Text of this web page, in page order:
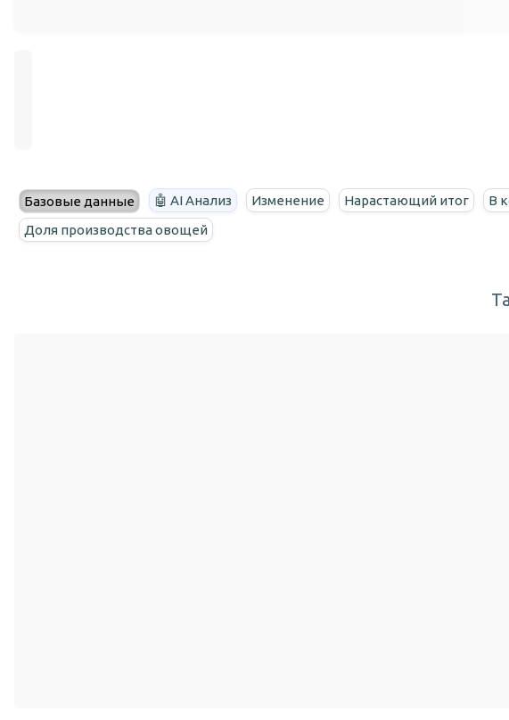
Базовые данные 🤖 AI Анализ Изменение Нарастающий итог В
Доля производства овощей